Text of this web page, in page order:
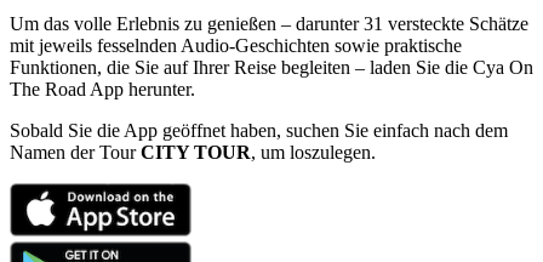
Um das volle Erlebnis zu genießen – darunter 31 versteckte Schätze
mit jeweils fesselnden Audio-Geschichten sowie praktische
Funktionen, die Sie auf Ihrer Reise begleiten – laden Sie die Cya On
The Road App herunter.
Sobald Sie die App geöffnet haben, suchen Sie einfach nach dem
Namen der TourCITY TOUR, um loszulegen.